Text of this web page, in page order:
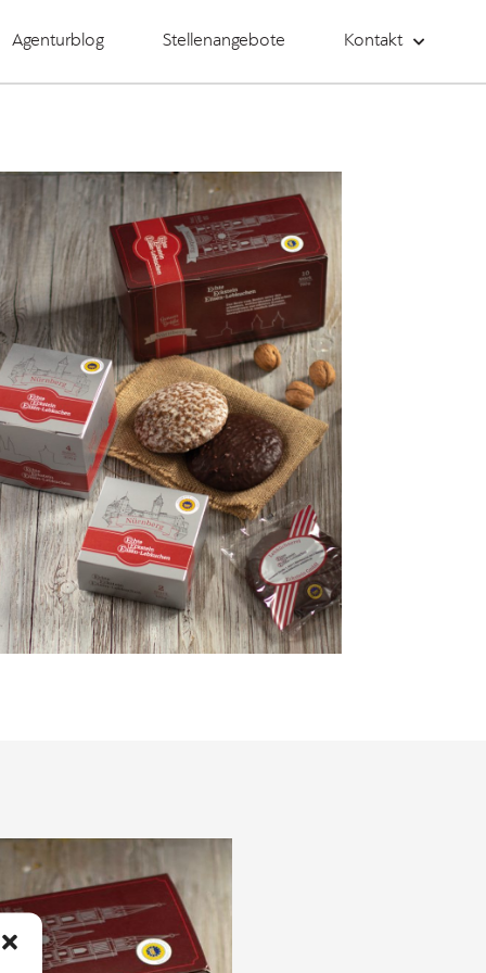
Agenturblog Stellenangebote Kontakt